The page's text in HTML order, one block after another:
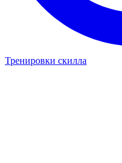
Тренировки скилла